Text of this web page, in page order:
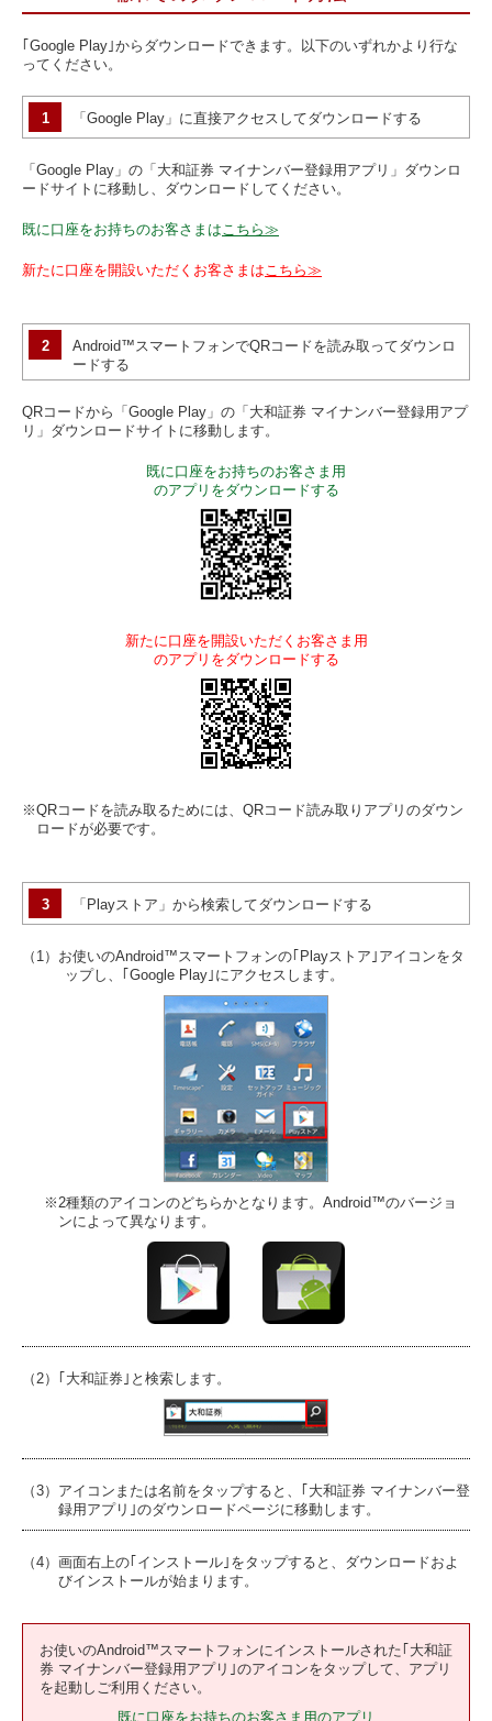
｢Google Play｣からダウンロードできます。以下のいずれかより行な
ってください。
1 「Google Play」に直接アクセスしてダウンロードする
「Google Play」の「大和証券 マイナンバー登録用アプリ」ダウンロ
ードサイトに移動し、ダウンロードしてください。
既に口座をお持ちのお客さまはこちら≫
新たに口座を開設いただくお客さまはこちら≫
2
Android™スマートフォンでQRコードを読み取ってダウンロ
ードする
QRコードから「Google Play」の「大和証券 マイナンバー登録用アプ
リ」ダウンロードサイトに移動します。
既に口座をお持ちのお客さま用
のアプリをダウンロードする
新たに口座を開設いただくお客さま用
のアプリをダウンロードする
※QRコードを読み取るためには、QRコード読み取りアプリのダウン
ロードが必要です。
3 「Playストア」から検索してダウンロードする
（1）お使いのAndroid™スマートフォンの｢Playストア｣アイコンをタ
ップし、｢Google Play｣にアクセスします。
※2種類のアイコンのどちらかとなります。 Android™のバージョ
ンによって異なります。
（2）｢大和証券｣と検索します。
（3）アイコンまたは名前をタップすると、｢大和証券 マイナンバー登
録用アプリ｣のダウンロードページに移動します。
（4）画面右上の｢インストール｣をタップすると、ダウンロードおよ
びインストールが始まります。
お使いのAndroid™スマートフォンにインストールされた｢大和証
券 マイナンバー登録用アプリ｣のアイコンをタップして、アプリ
を起動しご利用ください。
既に口座をお持ちのお客さま用のアプリ